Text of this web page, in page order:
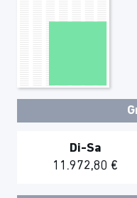
Di-Sa
11.972,80 €